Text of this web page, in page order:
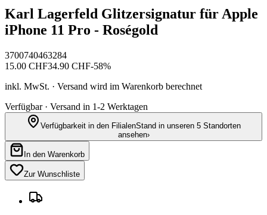
Karl Lagerfeld Glitzersignatur für Apple
iPhone 11 Pro - Roségold
3700740463284
15.00 CHF34.90 CHF-58%
inkl. MwSt. · Versand wird im Warenkorb berechnet
Verfügbar · Versand in 1-2 Werktagen
Verfügbarkeit in den FilialenStand in unseren 5 Standorten
ansehen›
In den Warenkorb
Zur Wunschliste